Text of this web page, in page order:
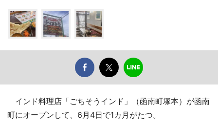
インド料理店「ごちそうインド」（函南町塚本）が函南
町にオープンして、6月4日で1カ月がたつ。